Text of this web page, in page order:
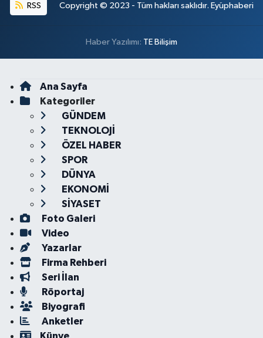
RSS Copyright © 2023 - Tüm hakları saklıdır. Eyüphaberi
Haber Yazılımı: TE Bilişim
Ana Sayfa
Kategoriler
GÜNDEM
TEKNOLOJİ
ÖZEL HABER
SPOR
DÜNYA
EKONOMİ
SİYASET
Foto Galeri
Video
Yazarlar
Firma Rehberi
Seri İlan
Röportaj
Biyografi
Anketler
Künye